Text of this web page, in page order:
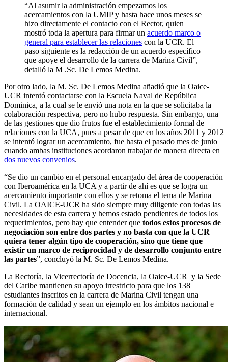
“Al asumir la administración empezamos los
acercamientos con la UMIP y hasta hace unos meses se
hizo directamente el contacto con el Rector, quien
mostró toda la apertura para firmar un acuerdo marco o
general para establecer las relaciones con la UCR. El
paso siguiente es la redacción de un acuerdo específico
que apoye el desarrollo de la carrera de Marina Civil”,
detalló la M .Sc. De Lemos Medina.
Por otro lado, la M. Sc. De Lemos Medina añadió que la Oaice-
UCR intentó contactarse con la Escuela Naval de República
Dominica, a la cual se le envió una nota en la que se solicitaba la
colaboración respectiva, pero no hubo respuesta. Sin embargo, una
de las gestiones que dio frutos fue el establecimiento formal de
relaciones con la UCA, pues a pesar de que en los años 2011 y 2012
se intentó lograr un acercamiento, fue hasta el pasado mes de junio
cuando ambas instituciones acordaron trabajar de manera directa en
dos nuevos convenios.
“Se dio un cambio en el personal encargado del área de cooperación
con Iberoamérica en la UCA y a partir de ahí es que se logra un
acercamiento importante con ellos y se retoma el tema de Marina
Civil. La OAICE-UCR ha sido siempre muy diligente con todas las
necesidades de esta carrera y hemos estado pendientes de todos los
requerimientos, pero hay que entender que todos estos procesos de
negociación son entre dos partes y no basta con que la UCR
quiera tener algún tipo de cooperación, sino que tiene que
existir un marco de reciprocidad y de desarrollo conjunto entre
las partes”, concluyó la M. Sc. De Lemos Medina.
La Rectoría, la Vicerrectoría de Docencia, la Oaice-UCR y la Sede
del Caribe mantienen su apoyo irrestricto para que los 138
estudiantes inscritos en la carrera de Marina Civil tengan una
formación de calidad y sean un ejemplo en los ámbitos nacional e
internacional.